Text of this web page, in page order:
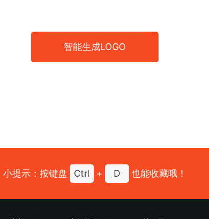
智能生成LOGO
小提示：按键盘 Ctrl + D 也能收藏哦！